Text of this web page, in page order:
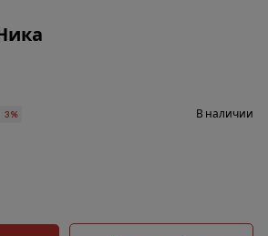
3% В наличии